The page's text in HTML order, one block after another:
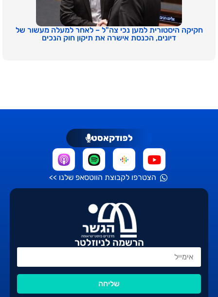
חקיקה היסטורית למען נכי צה"ל – לאחר למעלה מעשור של
דיונים, הכנסת אישרה את תיקון חוק הנכים
לפודקאסט
הצטרפו לקבוצת הווטסאפ שלנו >>
הרשמה לניוזלטר
שליחה